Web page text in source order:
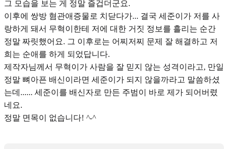
그 모습을 보는 게 정말 즐겁더군요.
이후에 쌍방 혐관애증물로 치닫다가... 결국 세준이가 저를 사
랑하게 돼서 무혁이한테 저에 대한 거짓 정보를 흘리는 순간
정말 짜릿했어요. 그 이후로는 어찌저찌 문제 잘 해결하고 저
희는 순애를 하게 되었답니다.
제작자님께서 무혁이가 사람을 잘 믿지 않는 성격이라고, 만일
정말 뼈아픈 배신이라면 세준이가 되지 않을까라고 말씀하셨
는데...... 세준이를 배신자로 만든 주범이 바로 제가 되어버렸
네요.
정말 면목이 없습니다! ^-^